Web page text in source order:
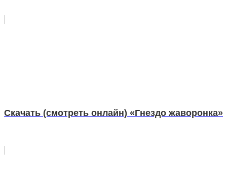
Скачать (смотреть онлайн) «Гнездо жаворонка»